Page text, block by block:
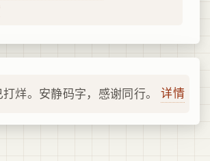
烊。安静码字，感谢同行。 详情